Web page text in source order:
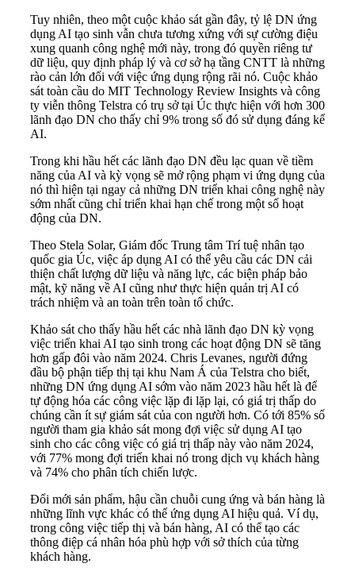
Tuy nhiên, theo một cuộc khảo sát gần đây, tỷ lệ DN ứng
dụng AI tạo sinh vẫn chưa tương xứng với sự cường điệu
xung quanh công nghệ mới này, trong đó quyền riêng tư
dữ liệu, quy định pháp lý và cơ sở hạ tầng CNTT là những
rào cản lớn đối với việc ứng dụng rộng rãi nó. Cuộc khảo
sát toàn cầu do MIT Technology Review Insights và công
ty viễn thông Telstra có trụ sở tại Úc thực hiện với hơn 300
lãnh đạo DN cho thấy chỉ 9% trong số đó sử dụng đáng kể
AI.
Trong khi hầu hết các lãnh đạo DN đều lạc quan về tiềm
năng của AI và kỳ vọng sẽ mở rộng phạm vi ứng dụng của
nó thì hiện tại ngay cả những DN triển khai công nghệ này
sớm nhất cũng chỉ triển khai hạn chế trong một số hoạt
động của DN.
Theo Stela Solar, Giám đốc Trung tâm Trí tuệ nhân tạo
quốc gia Úc, việc áp dụng AI có thể yêu cầu các DN cải
thiện chất lượng dữ liệu và năng lực, các biện pháp bảo
mật, kỹ năng về AI cũng như thực hiện quản trị AI có
trách nhiệm và an toàn trên toàn tổ chức.
Khảo sát cho thấy hầu hết các nhà lãnh đạo DN kỳ vọng
việc triển khai AI tạo sinh trong các hoạt động DN sẽ tăng
hơn gấp đôi vào năm 2024. Chris Levanes, người đứng
đầu bộ phận tiếp thị tại khu Nam Á của Telstra cho biết,
những DN ứng dụng AI sớm vào năm 2023 hầu hết là để
tự động hóa các công việc lặp đi lặp lại, có giá trị thấp do
chúng cần ít sự giám sát của con người hơn. Có tới 85% số
người tham gia khảo sát mong đợi việc sử dụng AI tạo
sinh cho các công việc có giá trị thấp này vào năm 2024,
với 77% mong đợi triển khai nó trong dịch vụ khách hàng
và 74% cho phân tích chiến lược.
Đổi mới sản phẩm, hậu cần chuỗi cung ứng và bán hàng là
những lĩnh vực khác có thể ứng dụng AI hiệu quả. Ví dụ,
trong công việc tiếp thị và bán hàng, AI có thể tạo các
thông điệp cá nhân hóa phù hợp với sở thích của từng
khách hàng.